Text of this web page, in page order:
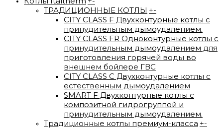
ТРАДИЦИОННЫЕ КОТЛЫ +-
CITY CLASS F Двухконтурные котлы с
принудительным дымоудалением.
CITY CLASS FR Одноконтурные котлы с
принудительным дымоудалением для
приготовления горячей воды во
внешнем бойлере ГВС
CITY CLASS C Двухконтурные котлы с
естественным дымоудалением
SMART F Двухконтурные котлы с
композитной гидрогруппой и
принудительным дымоудалением.
Традиционные котлы премиум-класса +-